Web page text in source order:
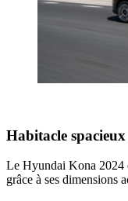
Habitacle
Le Hyundai Kona 2024
grâce à ses dimensions